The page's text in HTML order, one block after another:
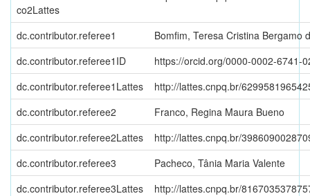
co2Lattes
dc.contributor.referee1
Bomfim, Teresa Cristina Bergamo
dc.contributor.referee1ID
https://orcid.org/0000-0002-6741-
dc.contributor.referee1Lattes
http://lattes.cnpq.br/
dc.contributor.referee2
Franco, Regina Maura Bueno
dc.contributor.referee2Lattes
http://lattes.cnpq.br/
dc.contributor.referee3
Pacheco, Tânia Maria Valente
dc.contributor.referee3Lattes
http://lattes.cnpq.br/